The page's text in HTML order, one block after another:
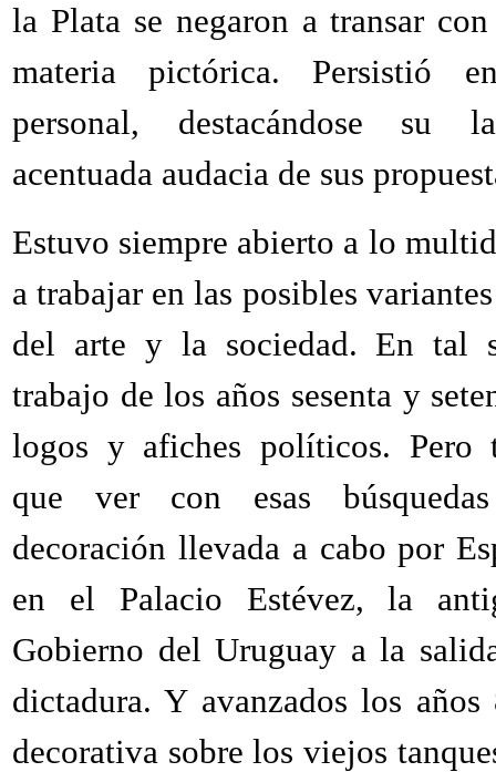
la Plata se negaron a transar
materia pictórica. Persistió
personal, destacándose su
acentuada audacia de sus
Estuvo siempre abierto a lo
a trabajar en las posibles
del arte y la sociedad. En tal
trabajo de los años sesenta y
logos y afiches políticos. Pero
que ver con esas
decoración llevada a cabo por
en el Palacio Estévez, la
Gobierno del Uruguay a la
dictadura. Y avanzados los
decorativa sobre los viejos